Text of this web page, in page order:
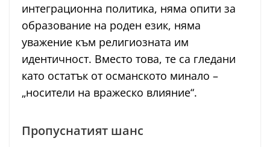
интеграционна политика, няма опити за
образование на роден език, няма
уважение към религиозната им
идентичност. Вместо това, те са гледани
като остатък от османското минало –
„носители на вражеско влияние“.
Пропуснатият шанс